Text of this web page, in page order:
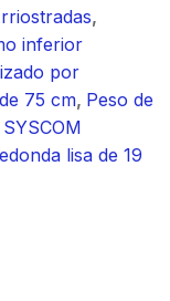
,
inferior
por
75 cm, Peso de
SYSCOM
lisa de 19